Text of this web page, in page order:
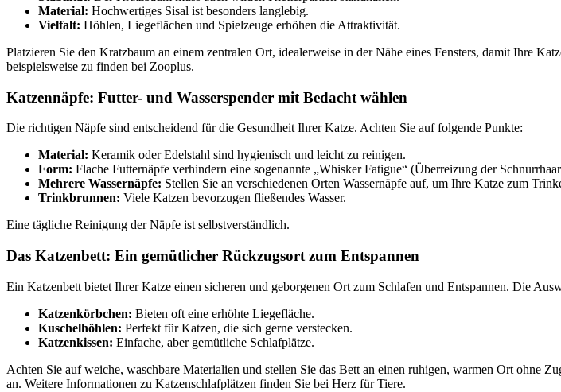
Material: Hochwertiges Sisal ist besonders langlebig.
Vielfalt: Höhlen, Liegeflächen und Spielzeuge erhöhen die Attraktivität.
Platzieren Sie den Kratzbaum an einem zentralen Ort, idealerweise in der Nähe eines Fensters, damit Ihre
beispielsweise zu finden bei Zooplus.
Katzennäpfe: Futter- und Wasserspender mit Bedacht wählen
Die richtigen Näpfe sind entscheidend für die Gesundheit Ihrer Katze. Achten Sie auf folgende Punkte:
Material: Keramik oder Edelstahl sind hygienisch und leicht zu reinigen.
Form: Flache Futternäpfe verhindern eine sogenannte „Whisker Fatigue“ (Überreizung der
Mehrere Wassernäpfe: Stellen Sie an verschiedenen Orten Wassernäpfe auf, um Ihre Katze zum
Trinkbrunnen: Viele Katzen bevorzugen fließendes Wasser.
Eine tägliche Reinigung der Näpfe ist selbstverständlich.
Das Katzenbett: Ein gemütlicher Rückzugsort zum Entspannen
Ein Katzenbett bietet Ihrer Katze einen sicheren und geborgenen Ort zum Schlafen und Entspannen. Die
Katzenkörbchen: Bieten oft eine erhöhte Liegefläche.
Kuschelhöhlen: Perfekt für Katzen, die sich gerne verstecken.
Katzenkissen: Einfache, aber gemütliche Schlafplätze.
Achten Sie auf weiche, waschbare Materialien und stellen Sie das Bett an einen ruhigen, warmen Ort ohne
an. Weitere Informationen zu Katzenschlafplätzen finden Sie bei Herz für Tiere.